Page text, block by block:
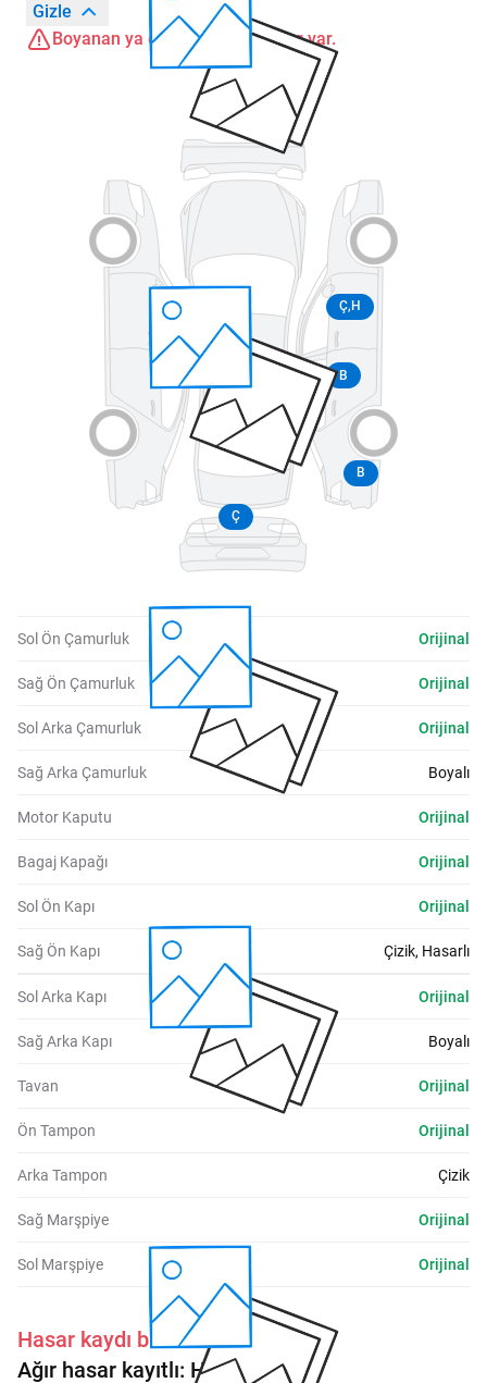
Gizle
Boyanan ya da değişen parçalar var.
B
Ç,H
B
Ç
Sol Ön Çamurluk Orijinal
Sağ Ön Çamurluk Orijinal
Sol Arka Çamurluk Orijinal
Sağ Arka Çamurluk Boyalı
Motor Kaputu Orijinal
Bagaj Kapağı Orijinal
Sol Ön Kapı Orijinal
Sağ Ön Kapı Çizik, Hasarlı
Sol Arka Kapı Orijinal
Sağ Arka Kapı Boyalı
Tavan Orijinal
Ön Tampon Orijinal
Arka Tampon Çizik
Sağ Marşpiye Orijinal
Sol Marşpiye Orijinal
Hasar kaydı bulunmaktadır.
Ağır hasar kayıtlı: Hayır